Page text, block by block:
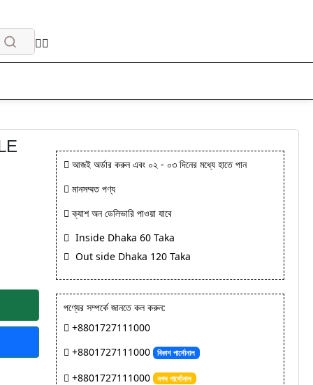
আজই অর্ডার করুন এবং ০২ - ০৩ দিনের মধ্যে হাতে পান
মানসম্মত পণ্য
ক্যাশ অন ডেলিভারি পাওয়া যাবে
Inside Dhaka 60 Taka
Out side Dhaka 120 Taka
পণ্যের সম্পর্কে জানতে কল করুন:
+8801727111000
+8801727111000
বিকাশ পার্সোনাল
+8801727111000 নগদ পার্সোনাল